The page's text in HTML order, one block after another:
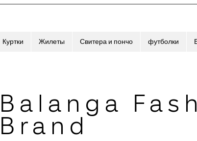
Куртки Жилеты Свитера и пончо футболки
Balanga
Brand